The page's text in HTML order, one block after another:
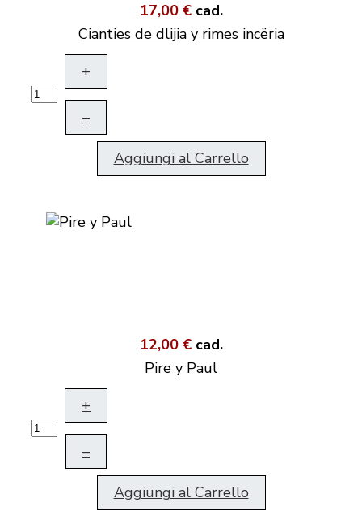
17,00 € cad.
Cianties de dlijia y rimes incëria
+
–
Aggiungi al Carrello
12,00 € cad.
Pire y Paul
+
–
Aggiungi al Carrello